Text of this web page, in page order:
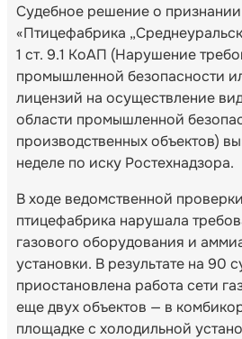
Судебное решение о
«Птицефабрика
1 ст. 9.1 КоАП (Нарушение
промышленной безопасности
лицензий на осуществление
области промышленной
производственных объектов)
неделе по иску Ростехнадзора.
В ходе ведомственной
птицефабрика нарушала
газового оборудования и
установки. В результате на 90
приостановлена работа сети
еще двух объектов — в
площадке с холодильной